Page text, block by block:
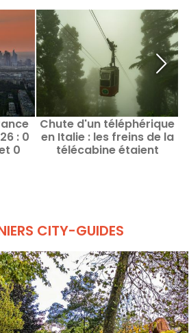
: 0
0
Chute d'un téléphérique
en Italie : les freins de la
télécabine étaient
CITY-GUIDES